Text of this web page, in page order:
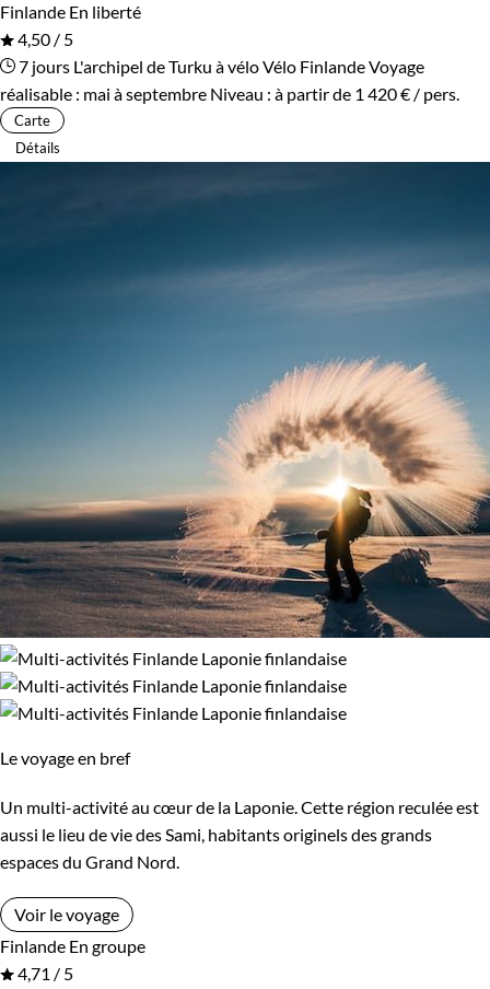
Finlande En liberté
4,50 / 5
7 jours L'archipel de Turku à véloVélo FinlandeVoyage
réalisable : mai à septembre Niveau : à partir de 1 420 € / pers.
Carte
Détails
Le voyage en bref
Un multi-activité au cœur de la Laponie. Cette région reculée est
aussi le lieu de vie des Sami, habitants originels des grands
espaces du Grand Nord.
Voir le voyage
Finlande En groupe
4,71 / 5